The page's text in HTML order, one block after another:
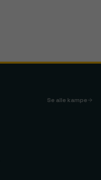
Se alle kampe